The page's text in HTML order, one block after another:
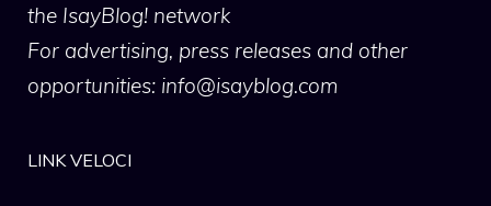
the IsayBlog! network
For advertising, press releases and other
opportunities: info@isayblog.com
LINK VELOCI